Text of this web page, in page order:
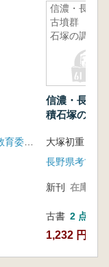
信濃・長原
古墳群 積
石塚の調査
信濃・長原
積石塚の調査
長野県考古学
新刊 在庫なし
古書 2 点
1,232 円~